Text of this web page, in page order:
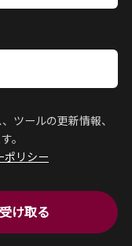
ツールの更新情報、
。
ポリシー
け取る